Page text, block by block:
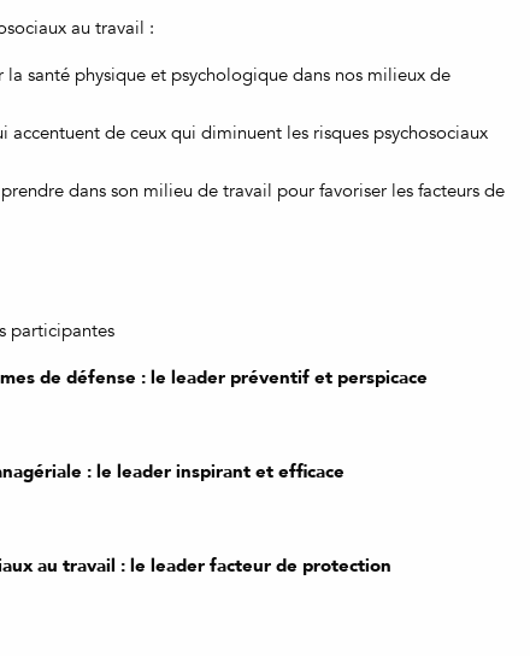
au travail :
la santé physique et psychologique dans nos milieux de
accentuent de ceux qui diminuent les risques psychosociaux
dans son milieu de travail pour favoriser les facteurs de
participantes
de défense : le leader préventif et perspicace
: le leader inspirant et efficace
au travail : le leader facteur de protection